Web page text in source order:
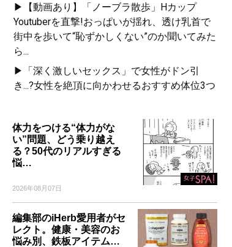
▶【動画あり】「ノーブラ散歩」Hカップ
Youtuberを直撃!おっぱいが揺れ、透け乳首で
街中を歩いて“恥ずかしくない”のか聞いてみた
ら...
▶「深く激しいセックス」で女性がドン引
き...?女性を絶頂に向かわせるおすすめ体位3つ
体力をつける“体力がな
い”問題、どう乗り越え
る？50代のリアルすぎる
悩…
2026年08月07日
編集部のiHerb愛用者がセ
レクト。健康・美容のお
悩み別、鉄板アイテム…